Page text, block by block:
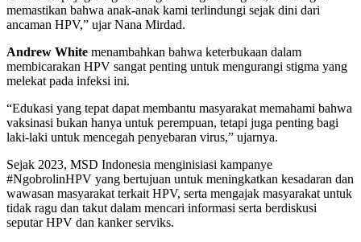
memastikan bahwa anak-anak kami terlindungi sejak dini dari
ancaman HPV,” ujar Nana Mirdad.
Andrew White menambahkan bahwa keterbukaan dalam
membicarakan HPV sangat penting untuk mengurangi stigma yang
melekat pada infeksi ini.
“Edukasi yang tepat dapat membantu masyarakat memahami bahwa
vaksinasi bukan hanya untuk perempuan, tetapi juga penting bagi
laki-laki untuk mencegah penyebaran virus,” ujarnya.
Sejak 2023, MSD Indonesia menginisiasi kampanye
#NgobrolinHPV yang bertujuan untuk meningkatkan kesadaran dan
wawasan masyarakat terkait HPV, serta mengajak masyarakat untuk
tidak ragu dan takut dalam mencari informasi serta berdiskusi
seputar HPV dan kanker serviks.